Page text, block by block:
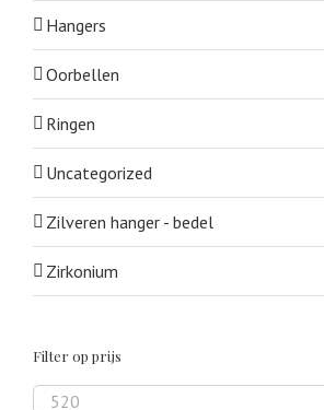
Hangers
Oorbellen
Ringen
Uncategorized
Zilveren hanger - bedel
Zirkonium
Filter op prijs
Min.